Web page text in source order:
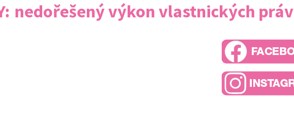
nedořešený výkon vlastnických práv